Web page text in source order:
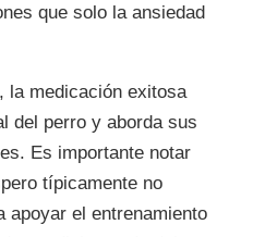
que solo la ansiedad
la medicación exitosa
del perro y aborda sus
Es importante notar
típicamente no
apoyar el entrenamiento